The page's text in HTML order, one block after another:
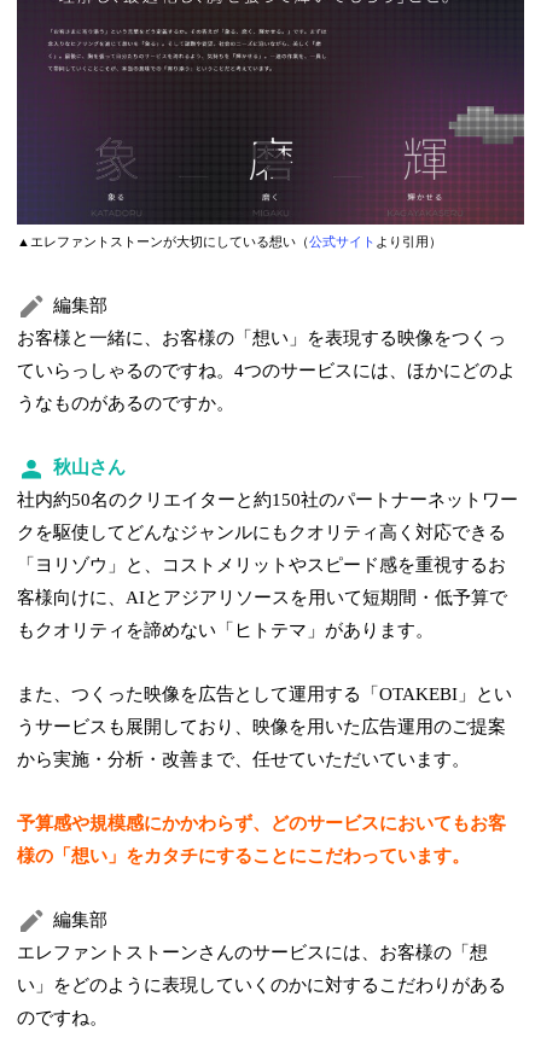
▲エレファントストーンが大切にしている想い（公式サイト より引用）
編集部
お客様と一緒に、お客様の「想い」を表現する映像をつくっ
ていらっしゃるのですね。4つのサービスには、ほかにどのよ
うなものがあるのですか。
秋山さん
社内約50名のクリエイターと約150社のパートナーネットワー
クを駆使してどんなジャンルにもクオリティ高く対応できる
「ヨリゾウ」と、コストメリットやスピード感を重視するお
客様向けに、AIとアジアリソースを用いて短期間・低予算で
もクオリティを諦めない「ヒトテマ」があります。
また、つくった映像を広告として運用する「OTAKEBI」とい
うサービスも展開しており、映像を用いた広告運用のご提案
から実施・分析・改善まで、任せていただいています。
予算感や規模感にかかわらず、どのサービスにおいてもお客
様の「想い」をカタチにすることにこだわっています。
編集部
エレファントストーンさんのサービスには、お客様の「想
い」をどのように表現していくのかに対するこだわりがある
のですね。